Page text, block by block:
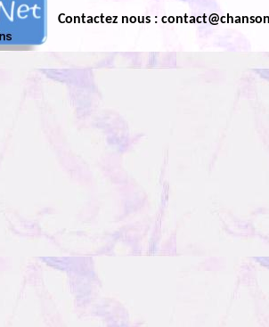
Contactez nous :